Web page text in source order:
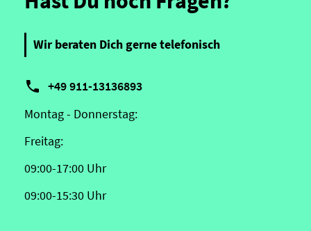
Wir beraten Dich gerne telefonisch
 +49 911-13136893
Montag - Donnerstag:
Freitag:
09:00-17:00 Uhr
09:00-15:30 Uhr